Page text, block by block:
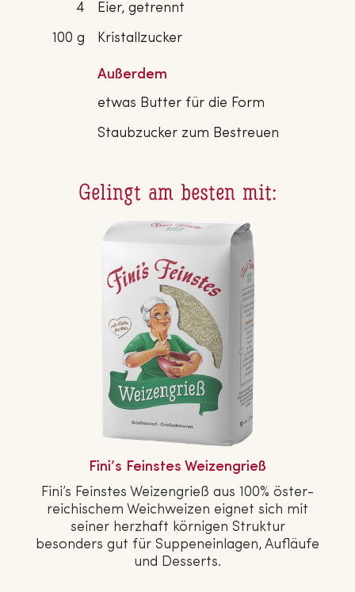
4
Eier, getrennt
100 g
Kristallzucker
Außerdem
etwas Butter für die Form
Staubzucker zum Bestreuen
Gelingt am besten mit:
Fini’s Feinstes Wei­zen­grieß
Fini’s Feinstes Wei­zen­grieß aus 100% ös­ter­
rei­chi­schem Weich­wei­zen eignet sich mit
seiner herzhaft körnigen Struktur
besonders gut für Sup­pen­ein­la­gen, Aufläufe
und Desserts.